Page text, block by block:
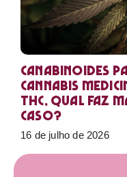
Canabinoides
cannabis
THC, qual faz
caso?
16 de julho de 2026